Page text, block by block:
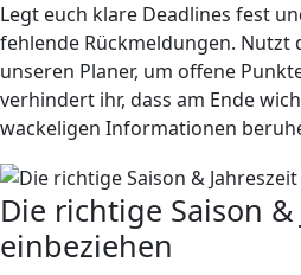
Legt euch klare Deadlines fest
fehlende Rückmeldungen. Nutzt
unseren Planer, um offene
verhindert ihr, dass am Ende
wackeligen Informationen
Die richtige Saison &
einbeziehen